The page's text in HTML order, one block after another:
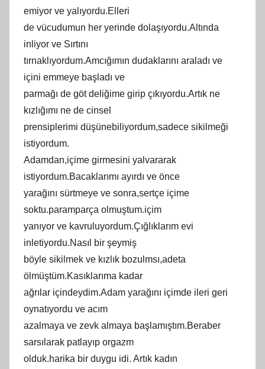
emiyor ve yalıyordu.Elleri
de vücudumun her yerinde dolaşıyordu.Altında
inliyor ve Sırtını
tırnaklıyordum.Amcığımın dudaklarını araladı ve
içini emmeye başladı ve
parmağı de göt deliğime girip çıkıyordu.Artık ne
kızlığımı ne de cinsel
prensiplerimi düşünebiliyordum,sadece sikilmeği
istiyordum.
Adamdan,içime girmesini yalvararak
istiyordum.Bacaklarımı ayırdı ve önce
yarağını sürtmeye ve sonra,sertçe içime
soktu.paramparça olmuştum.içim
yanıyor ve kavruluyordum.Çığlıklarım evi
inletiyordu.Nasıl bir şeymiş
böyle sikilmek ve kızlık bozulmsı,adeta
ölmüştüm.Kasıklarıma kadar
ağrılar içindeydim.Adam yarağını içimde ileri geri
oynatıyordu ve acım
azalmaya ve zevk almaya başlamıştım.Beraber
sarsılarak patlayıp orgazm
olduk.harika bir duygu idi. Artık kadın